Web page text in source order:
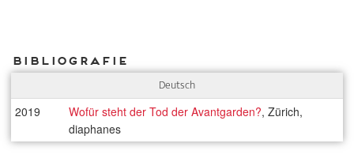
Bibliografie
Deutsch
2019 Wofür steht der Tod der Avantgarden?, Zürich,
diaphanes